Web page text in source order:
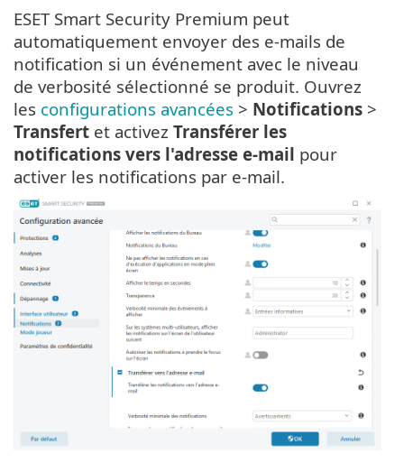
ESET Smart Security Premium peut
automatiquement envoyer des e-mails de
notification si un événement avec le niveau
de verbosité sélectionné se produit. Ouvrez
les configurations avancées > Notifications >
Transfert et activez Transférer les
notifications vers l'adresse e-mail pour
activer les notifications par e-mail.